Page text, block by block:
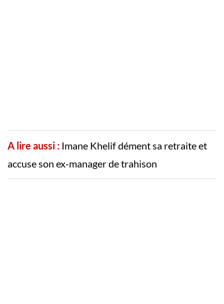
A lire aussi : Imane Khelif dément sa retraite et
accuse son ex-manager de trahison